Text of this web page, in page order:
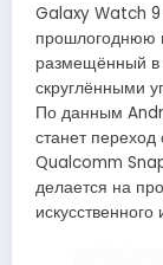
Galaxy Watch 9
прошлогоднюю
размещённый в
скруглёнными
По данным
станет
Qualcomm
делается на
искусственного